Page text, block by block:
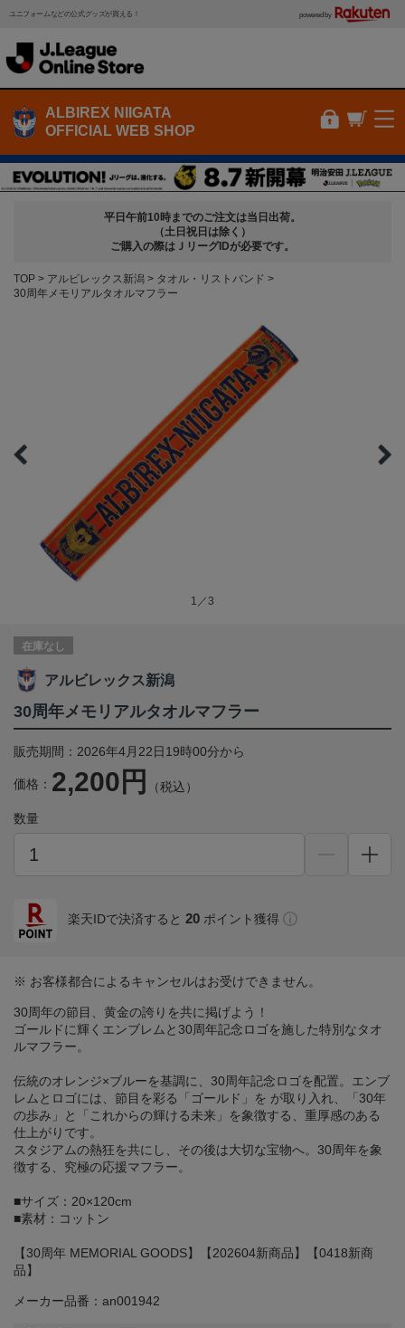
ユニフォームなどの公式グッズが買える！ powered by
ALBIREX NIIGATA
OFFICIAL WEB SHOP
平日午前10時までのご注文は当日出荷。
（土日祝日は除く）
ご購入の際はＪリーグIDが必要です。
TOP アルビレックス新潟
タオル・リストバンド
30周年メモリアルタオルマフラー
1／3
在庫なし
アルビレックス新潟
30周年メモリアルタオルマフラー
販売期間：2026年4月22日19時00分から
価格： 2,200円 （税込）
数量
楽天IDで決済すると 20 ポイント獲得
※ お客様都合によるキャンセルはお受けできません。
30周年の節目、黄金の誇りを共に掲げよう！
ゴールドに輝くエンブレムと30周年記念ロゴを施した特別なタオ
ルマフラー。
伝統のオレンジ×ブルーを基調に、30周年記念ロゴを配置。エンブ
レムとロゴには、節目を彩る「ゴールド」を が取り入れ、「30年
の歩み」と「これからの輝ける未来」を象徴する、重厚感のある
仕上がりです。
スタジアムの熱狂を共にし、その後は大切な宝物へ。30周年を象
徴する、究極の応援マフラー。
■サイズ：20×120cm
■素材：コットン
【30周年 MEMORIAL GOODS】【202604新商品】【0418新商
品】
メーカー品番：an001942